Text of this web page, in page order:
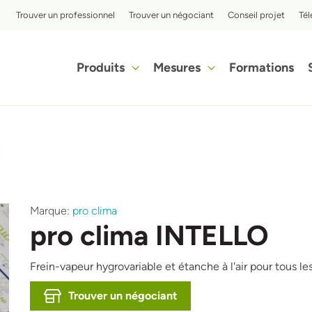
Top menu
Trouver un professionnel Trouver un négociant Conseil projet
Hoofdnavigatie
Produits Mesures Formations
Marque: pro clima
pro clima INTELLO
Frein-vapeur hygrovariable et étanche à l'air pour tous
Trouver un négociant